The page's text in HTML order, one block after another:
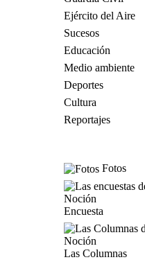
Ejército del Aire
Sucesos
Educación
Medio ambiente
Deportes
Cultura
Reportajes
Fotos
Encuesta
Las Columnas